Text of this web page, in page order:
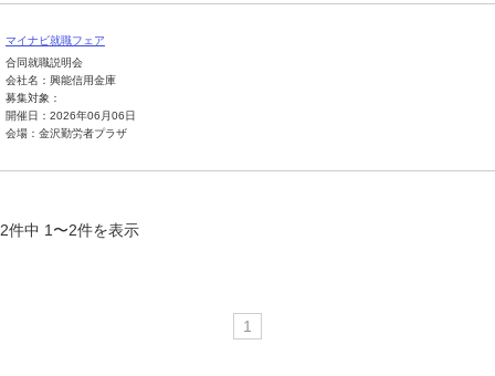
マイナビ就職フェア
合同就職説明会
会社名：興能信用金庫
募集対象：
開催日：2026年06月06日
会場：金沢勤労者プラザ
2件中 1〜2件を表示
1